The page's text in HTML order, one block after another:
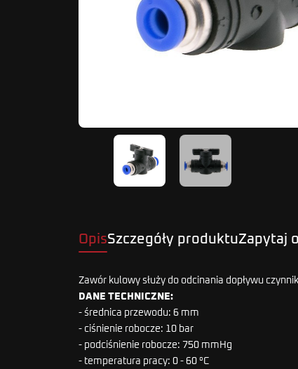
OpisSzczegóły produktuZapytaj
Zawór kulowy służy do odcinania dopływu
DANE TECHNICZNE:
- średnica przewodu: 6 mm
- ciśnienie robocze: 10 bar
- podciśnienie robocze: 750 mmHg
- temperatura pracy: 0 - 60 °C